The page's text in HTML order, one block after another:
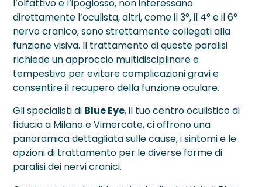
l’olfattivo e l’ipoglosso, non interessano
direttamente l’oculista, altri, come il 3°, il 4° e il 6°
nervo cranico, sono strettamente collegati alla
funzione visiva. Il trattamento di queste paralisi
richiede un approccio multidisciplinare e
tempestivo per evitare complicazioni gravi e
consentire il recupero della funzione oculare.
Gli specialisti di Blue Eye, il tuo centro oculistico di
fiducia a Milano e Vimercate, ci offrono una
panoramica dettagliata sulle cause, i sintomi e le
opzioni di trattamento per le diverse forme di
paralisi dei nervi cranici.